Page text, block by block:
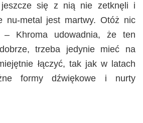
jeszcze się z nią nie zetknęli i
nu-metal jest martwy. Otóż nic
– Khroma udowadnia, że ten
trzeba jedynie mieć na
łączyć, tak jak w latach
formy dźwiękowe i nurty